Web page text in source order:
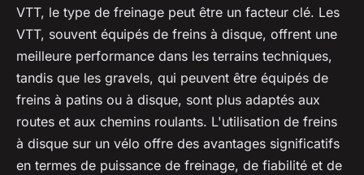
VTT, le type de freinage peut être un facteur clé. Les
VTT, souvent équipés de freins à disque, offrent une
meilleure performance dans les terrains techniques,
tandis que les gravels, qui peuvent être équipés de
freins à patins ou à disque, sont plus adaptés aux
routes et aux chemins roulants. L'utilisation de freins
à disque sur un vélo offre des avantages significatifs
en termes de puissance de freinage, de fiabilité et de